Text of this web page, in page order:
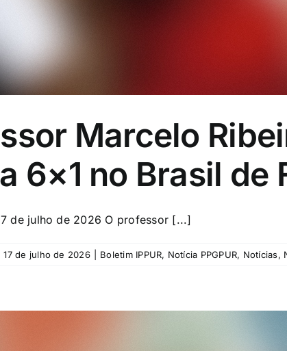
Marcelo
6×1 no Brasil de
de julho de 2026 O professor [...]
17 de julho de 2026 Boletim IPPUR, Notícia PPGPUR, Notícias,